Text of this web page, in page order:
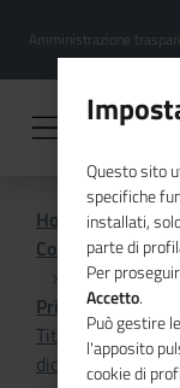
contenuto
Menu
Amministrazione
Home
Comunicazione
Primo Piano
Titolare
dicembre
Questo sito
specifiche
installati,
parte di
Per
Accetto.
Può gestire
l'apposito
cookie di